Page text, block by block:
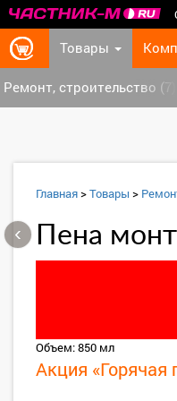
Товары
Ремонт, строительство (7)
Главная>Товары >
Пена
Объем: 850 мл
Акция «Горячая
‹